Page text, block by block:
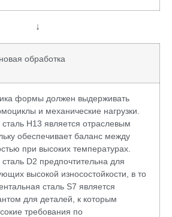
↓
обработка
формы должен выдерживать
и механические нагрузки.
H13 является отраслевым
обеспечивает баланс между
при высоких температурах.
D2 предпочтительна для
высокой износостойкости, в то
сталь S7 является
для деталей, к которым
требования по